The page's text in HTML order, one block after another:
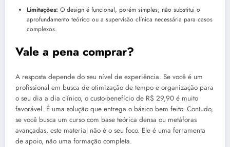
Limitações: O design é funcional, porém simples; não substitui o
aprofundamento teórico ou a supervisão clínica necessária para casos
complexos.
Vale a pena comprar?
A resposta depende do seu nível de experiência. Se você é um
profissional em busca de otimização de tempo e organização para
o seu dia a dia clínico, o custo-benefício de R$ 29,90 é muito
favorável. É uma solução que entrega o básico bem feito. Contudo,
se você busca um curso com base teórica densa ou metáforas
avançadas, este material não é o seu foco. Ele é uma ferramenta
de apoio, não uma formação completa.